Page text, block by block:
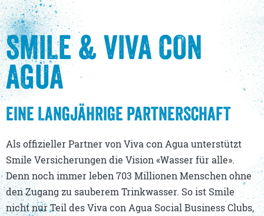
SMILE & VIVA CON
AGUA
EINE LANGJÄHRIGE PARTNERSCHAFT
Als offizieller Partner von Viva con Agua unterstützt
Smile Versicherungen die Vision «Wasser für alle».
Denn noch immer leben 703 Millionen Menschen ohne
den Zugang zu sauberem Trinkwasser. So ist Smile
nicht nur Teil des Viva con Agua Social Business Clubs,